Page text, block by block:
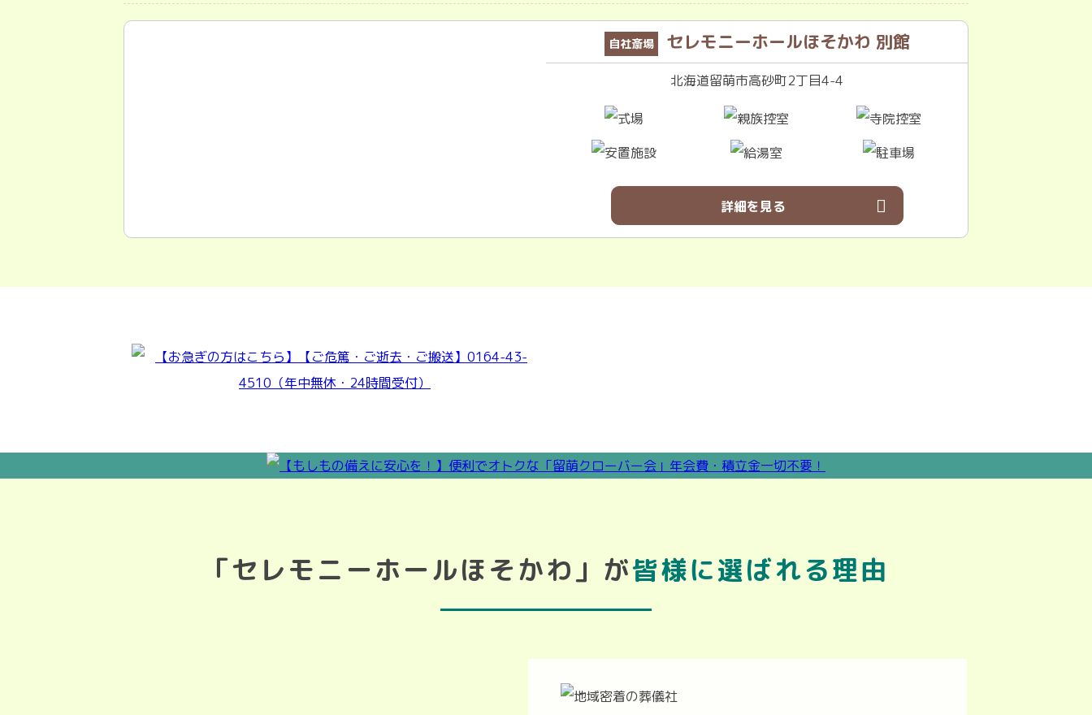
自社斎場 セレモニーホールほそかわ 別館
北海道留萌市高砂町2丁目4-4
詳細を見る
「セレモニーホールほそかわ」が皆様に選ばれる理由